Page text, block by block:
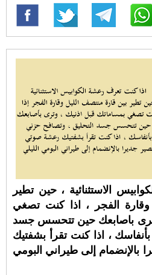
الاستثنائية ، حين تطير
الفجر ، اذا كنت تصغي
باصابعك حين تتحسس جسد
، اذا كنت تقرأ بشفتيك
إلى طيراني البومي